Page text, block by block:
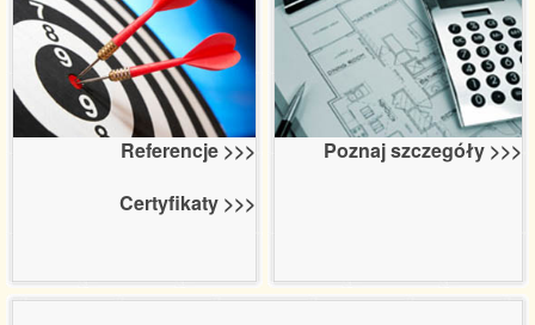
Referencje >>>
Certyfikaty >>>
Poznaj szczegóły >>>